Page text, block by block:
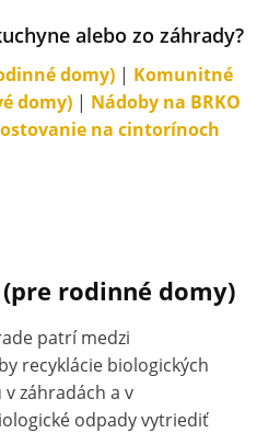
alebo zo záhrady?
domy) | Komunitné
domy) | Nádoby na BRKO
na cintorínoch
rodinné domy)
patrí medzi
recyklácie biologických
záhradách a v
odpady vytriediť